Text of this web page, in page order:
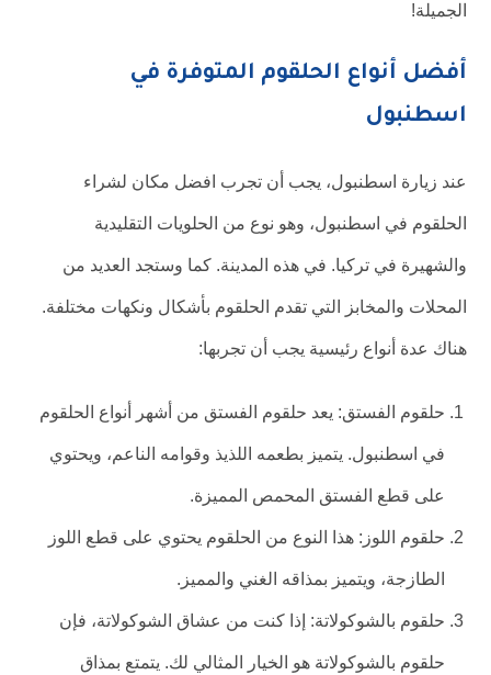
الجميلة!
أفضل أنواع الحلقوم المتوفرة في
اسطنبول
عند زيارة اسطنبول، يجب أن تجرب افضل مكان لشراء
الحلقوم في اسطنبول، وهو نوع من الحلويات التقليدية
والشهيرة في تركيا. في هذه المدينة. كما وستجد العديد من
المحلات والمخابز التي تقدم الحلقوم بأشكال ونكهات مختلفة.
هناك عدة أنواع رئيسية يجب أن تجربها:
حلقوم الفستق: يعد حلقوم الفستق من أشهر أنواع الحلقوم
في اسطنبول. يتميز بطعمه اللذيذ وقوامه الناعم، ويحتوي
على قطع الفستق المحمص المميزة.
حلقوم اللوز: هذا النوع من الحلقوم يحتوي على قطع اللوز
الطازجة، ويتميز بمذاقه الغني والمميز.
حلقوم بالشوكولاتة: إذا كنت من عشاق الشوكولاتة، فإن
حلقوم بالشوكولاتة هو الخيار المثالي لك. يتمتع بمذاق